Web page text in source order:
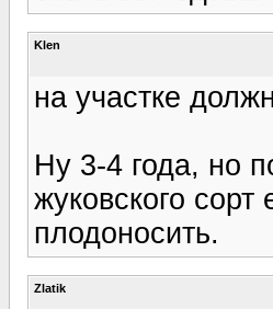
Klen
на участке
Ну 3-4 года, но
жуковского
плодоносить.
Zlatik